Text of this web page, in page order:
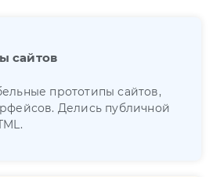
сайтов
прототипы сайтов,
Делись публичной